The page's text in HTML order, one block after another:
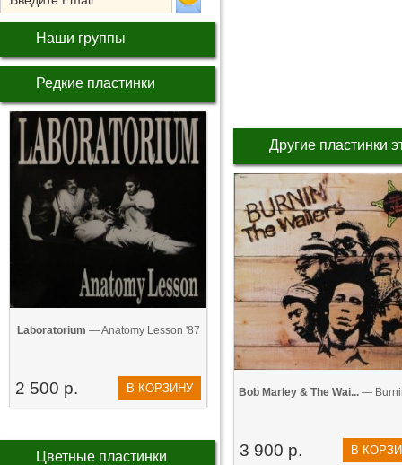
Наши группы
Редкие пластинки
Laboratorium — Anatomy Lesson '87
2 500 р. В КОРЗИНУ
Цветные пластинки
Другие пластинки
Bob Marley & The Wai... —
3 900 р. В